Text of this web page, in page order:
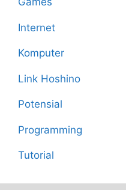
Internet
Komputer
Link Hoshino
Potensial
Programming
Tutorial